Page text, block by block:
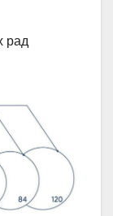
рад